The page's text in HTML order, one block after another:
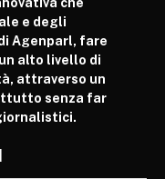
che
e degli
Agenparl, fare
alto livello di
attraverso un
senza far